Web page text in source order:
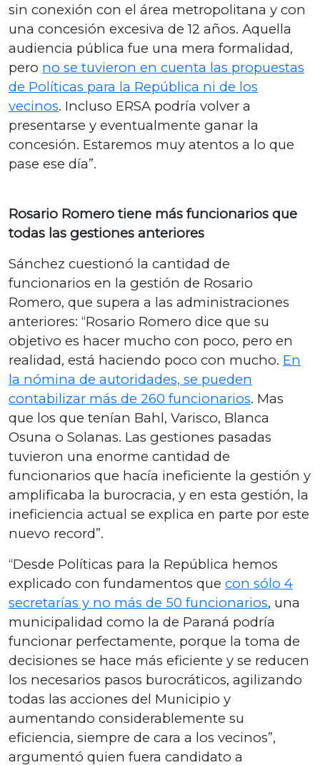
sin conexión con el área metropolitana y con
una concesión excesiva de 12 años. Aquella
audiencia pública fue una mera formalidad,
pero no se tuvieron en cuenta las propuestas
de Políticas para la República ni de los
vecinos. Incluso ERSA podría volver a
presentarse y eventualmente ganar la
concesión. Estaremos muy atentos a lo que
pase ese día”.
Rosario Romero tiene más funcionarios que
todas las gestiones anteriores
Sánchez cuestionó la cantidad de
funcionarios en la gestión de Rosario
Romero, que supera a las administraciones
anteriores: “Rosario Romero dice que su
objetivo es hacer mucho con poco, pero en
realidad, está haciendo poco con mucho. En
la nómina de autoridades, se pueden
contabilizar más de 260 funcionarios. Mas
que los que tenían Bahl, Varisco, Blanca
Osuna o Solanas. Las gestiones pasadas
tuvieron una enorme cantidad de
funcionarios que hacía ineficiente la gestión y
amplificaba la burocracia, y en esta gestión, la
ineficiencia actual se explica en parte por este
nuevo record”.
“Desde Políticas para la República hemos
explicado con fundamentos que con sólo 4
secretarías y no más de 50 funcionarios, una
municipalidad como la de Paraná podría
funcionar perfectamente, porque la toma de
decisiones se hace más eficiente y se reducen
los necesarios pasos burocráticos, agilizando
todas las acciones del Municipio y
aumentando considerablemente su
eficiencia, siempre de cara a los vecinos”,
argumentó quien fuera candidato a